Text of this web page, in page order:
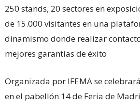
250 stands, 20 sectores en
de 15.000 visitantes en una
dinamismo donde realizar
mejores garantías de éxito
Organizada por IFEMA se
en el pabellón 14 de Feria de